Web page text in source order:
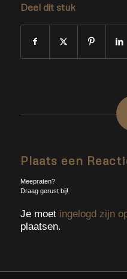
Deel dit stuk
Plaats een
Meepraten?
Draag gerust bij!
Je moet ingelogd zijn
plaatsen.